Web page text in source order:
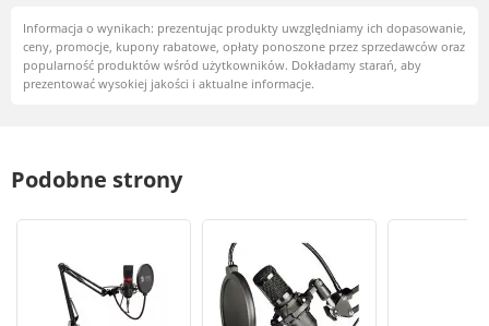
Informacja o wynikach: prezentując produkty uwzględniamy ich dopasowanie,
ceny, promocje, kupony rabatowe, opłaty ponoszone przez sprzedawców oraz
popularność produktów wśród użytkowników. Dokładamy starań, aby
prezentować wysokiej jakości i aktualne informacje.
Podobne strony